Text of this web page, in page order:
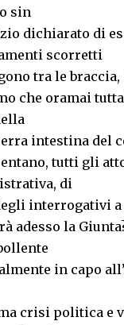
sin
dichiarato di
scorretti
tra le
che oramai
intestina del
tutti gli
di
interrogativi
adesso la
in capo
crisi politica e